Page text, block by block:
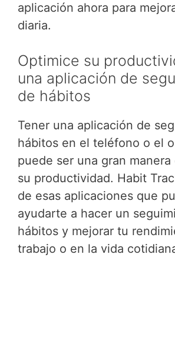
aplicación ahora para
diaria.
Optimice su
una aplicación de
de hábitos
Tener una aplicación de
hábitos en el teléfono o el
puede ser una gran
su productividad. Habit
de esas aplicaciones que
ayudarte a hacer un
hábitos y mejorar tu
trabajo o en la vida